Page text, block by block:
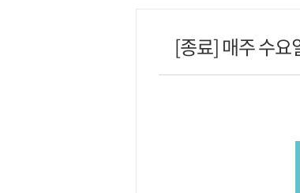
[종료] 매주 수요